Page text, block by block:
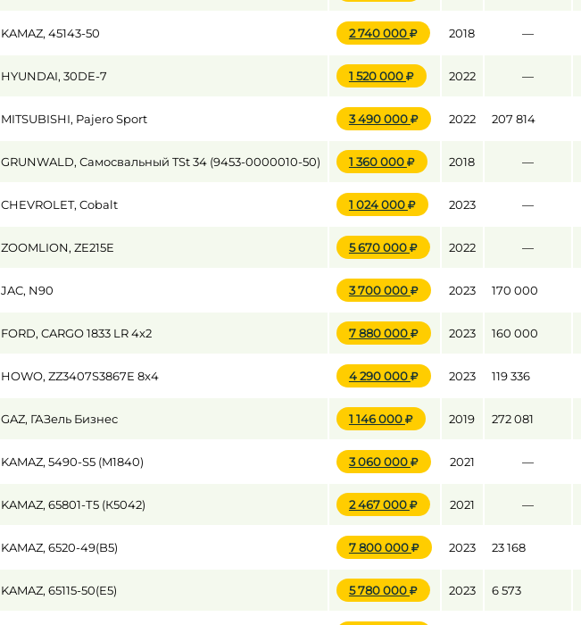
до
KAMAZ, 45143-50 2 740 000 2018 —
HYUNDAI, 30DE-7 1 520 000 2022 —
MITSUBISHI, Pajero Sport 3 490 000 2022 207 814
GRUNWALD, Самосвальный TSt 34 (9453-0000010-50) 1 360 000 2018 —
CHEVROLET, Cobalt 1 024 000 2023 —
ZOOMLION, ZE215E 5 670 000 2022 —
JAC, N90 3 700 000 2023 170 000
FORD, CARGO 1833 LR 4x2 7 880 000 2023 160 000
HOWO, ZZ3407S3867E 8x4 4 290 000 2023 119 336
GAZ, ГАЗель Бизнес 1 146 000 2019 272 081
KAMAZ, 5490-S5 (M1840) 3 060 000 2021 —
KAMAZ, 65801-Т5 (К5042) 2 467 000 2021 —
KAMAZ, 6520-49(B5) 7 800 000 2023 23 168
KAMAZ, 65115-50(E5) 5 780 000 2023 6 573